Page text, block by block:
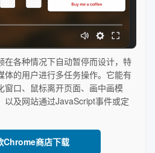
在各种情况下自动暂停而设计，特
体的用户进行多任务操作。它能有
窗口、鼠标离开页面、画中画模
以及网站通过JavaScript事件或定
商店下载